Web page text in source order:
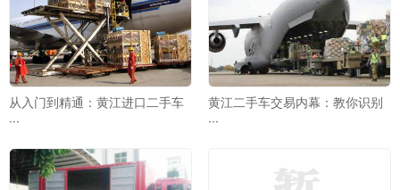
从入门到精通：黄江进口二手车
···
黄江二手车交易内幕：教你识别
···